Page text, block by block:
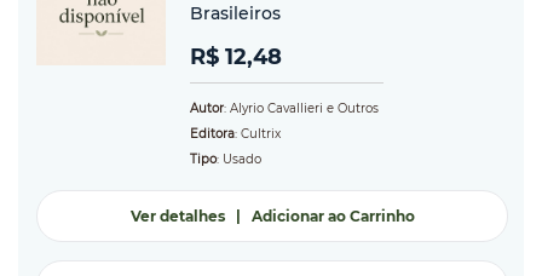
Brasileiros
R$ 12,48
Autor: Alyrio Cavallieri e Outros
Editora: Cultrix
Tipo: Usado
Ver detalhes| Adicionar ao Carrinho